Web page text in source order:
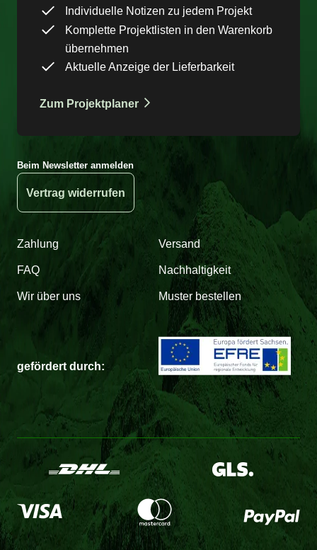
Individuelle Notizen zu jedem Projekt
Komplette Projektlisten in den Warenkorb
übernehmen
Aktuelle Anzeige der Lieferbarkeit
Zum Projektplaner
Beim Newsletter anmelden
Vertrag widerrufen
Zahlung Versand
FAQ Nachhaltigkeit
Wir über uns Muster bestellen
gefördert durch: